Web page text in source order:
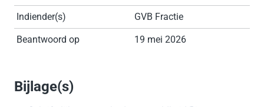
Indiender(s) GVB Fractie
Beantwoord op 19 mei 2026
Bijlage(s)